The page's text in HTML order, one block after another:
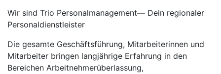
Wir sind Trio Personalmanagement— Dein regionaler
Personaldienstleister
Die gesamte Geschäftsführung, Mitarbeiterinnen und
Mitarbeiter bringen langjährige Erfahrung in den
Bereichen Arbeitnehmerüberlassung,